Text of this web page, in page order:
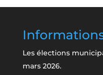
Les élections
mars 2026.